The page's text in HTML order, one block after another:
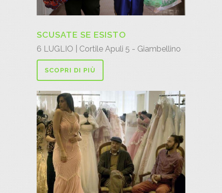
SCUSATE SE ESISTO
6 LUGLIO | Cortile Apuli 5 - Giambellino
SCOPRI DI PIÙ